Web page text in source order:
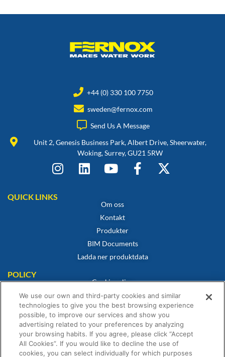
+44 (0) 330 100 7750
sweden@fernox.com
Send Us A Message
Unit 2, Genesis Business Park, Albert Drive, Sheerwater,
Woking, Surrey, GU21 5RW
QUICK LINKS
Om oss
Kontakt
Produkter
BIM Documents
Ladda ner produktdata
POLICY
Cookiepolicy
Integritetspolicy
Friskrivning
Försäljningsvillkor
Intyg om överensstämmelse
Garantiförklaring
We use our own and third-party cookies and similar
technologies to give you the best browsing experience
possible, to improve our services and show you
advertising related to your preferences by analyzing
your browsing habits. If you agree, please click “Accept
All Cookies”. If you would like to decline the use of
cookies, you can select individually for which purposes